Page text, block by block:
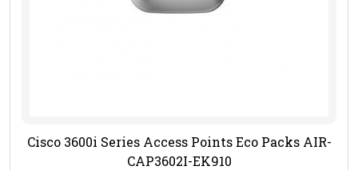
Cisco 3600i Series Access Points Eco Packs AIR-
CAP3602I-EK910